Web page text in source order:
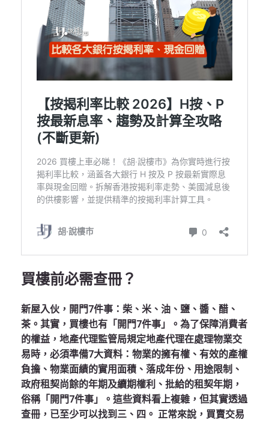
買樓前必需查冊？
新屋入伙，開門7件事：柴、米、油、鹽、醬、醋、
茶。其實，買樓也有「開門7件事」。為了保障消費者
的權益，地產代理監管局規定地產代理在處理物業交
易時，必須準備7大資料：物業的擁有權、有效的產權
負擔、物業面績的實用面積、落成年份、用途限制、
政府租契尚餘的年期及續期權利、批給的租契年期，
俗稱「開門7件事」。這些資料看上複雜，但其實透過
查冊，已至少可以找到三、四。 正常來說，買賣交易